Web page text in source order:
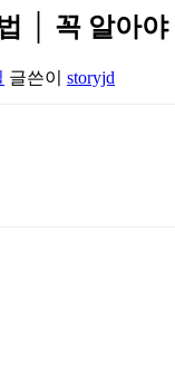
│ 꼭 알아
글쓴이 storyjd